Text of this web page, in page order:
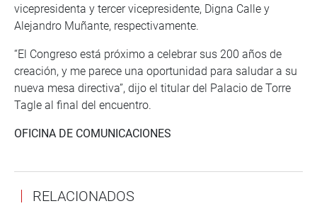
vicepresidenta y tercer vicepresidente, Digna Calle y
Alejandro Muñante, respectivamente.
“El Congreso está próximo a celebrar sus 200 años de
creación, y me parece una oportunidad para saludar a su
nueva mesa directiva”, dijo el titular del Palacio de Torre
Tagle al final del encuentro.
OFICINA DE COMUNICACIONES
RELACIONADOS